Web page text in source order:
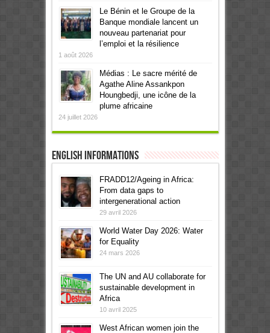
Le Bénin et le Groupe de la
Banque mondiale lancent un
nouveau partenariat pour
l’emploi et la résilience
1 août 2026
Médias : Le sacre mérité de
Agathe Aline Assankpon
Houngbedji, une icône de la
plume africaine
24 juillet 2026
English informations
FRADD12/Ageing in Africa:
From data gaps to
intergenerational action
29 avril 2026
World Water Day 2026: Water
for Equality
24 mars 2026
The UN and AU collaborate for
sustainable development in
Africa
10 avril 2025
West African women join the